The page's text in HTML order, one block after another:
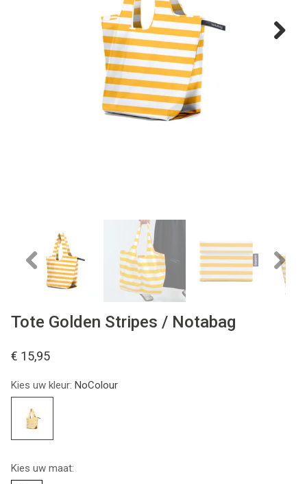
KIDS
Previous Next
Tote Golden Stripes / Notabag
€ 15,95
Kies uw kleur: NoColour
Kies uw maat: